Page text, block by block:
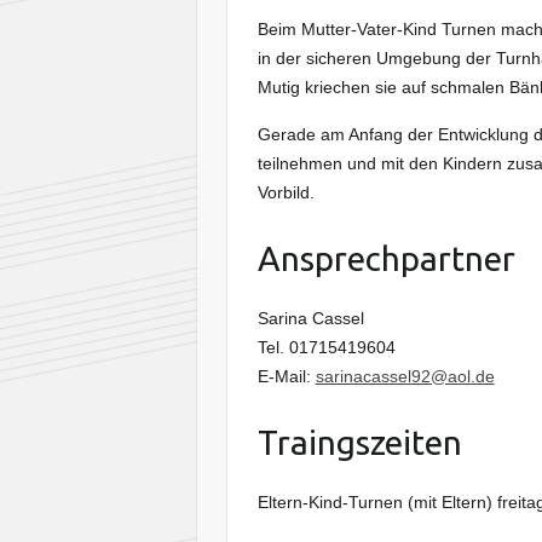
Beim Mutter-Vater-Kind Turnen
in der sicheren Umgebung der
Mutig kriechen sie auf schmalen
Gerade am Anfang der Entwicklung
teilnehmen und mit den Kindern
Vorbild.
Ansprechpartner
Sarina Cassel
Tel. 01715419604
E-Mail: sarinacassel92@aol.de
Traingszeiten
Eltern-Kind-Turnen (mit Eltern)